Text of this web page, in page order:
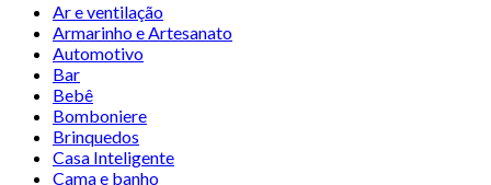
Ar e ventilação
Armarinho e Artesanato
Automotivo
Bar
Bebê
Bomboniere
Brinquedos
Casa Inteligente
Cama e banho